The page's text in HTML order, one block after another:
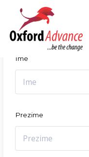
Student registracija
Ime
Prezime